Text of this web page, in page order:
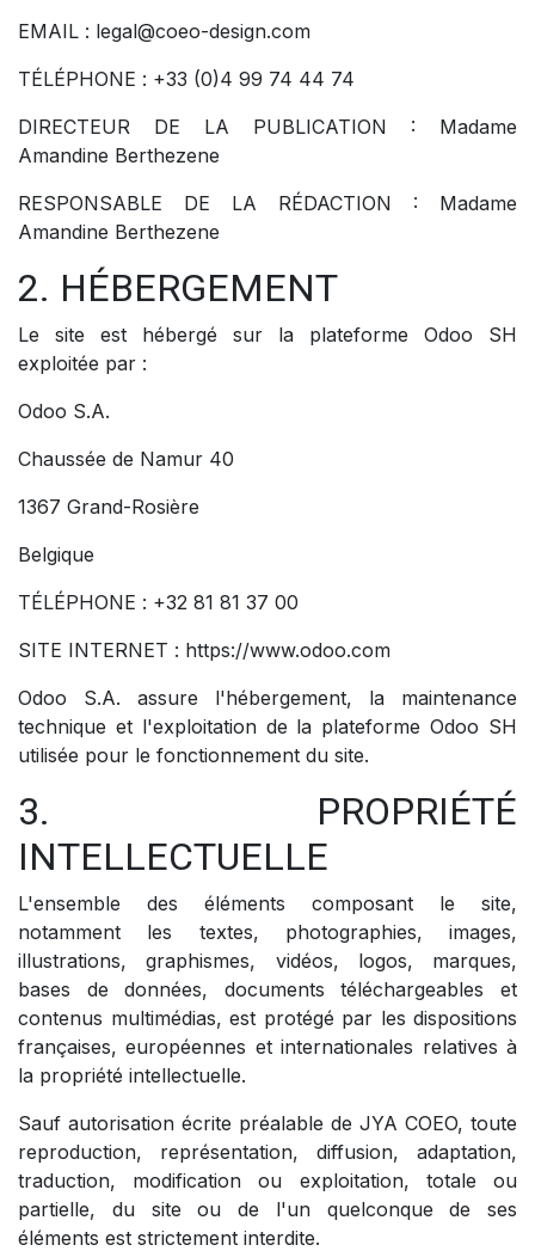
EMAIL : legal@coeo-design.com
TÉLÉPHONE : +33 (0)4 99 74 44 74
DIRECTEUR DE LA PUBLICATION : Madame
Amandine Berthezene
RESPONSABLE DE LA RÉDACTION : Madame
Amandine Berthezene
2. HÉBERGEMENT
Le site est hébergé sur la plateforme Odoo SH
exploitée par :
Odoo S.A.
Chaussée de Namur 40
1367 Grand-Rosière
Belgique
TÉLÉPHONE : +32 81 81 37 00
SITE INTERNET : https://www.odoo.com
Odoo S.A. assure l'hébergement, la maintenance
technique et l'exploitation de la plateforme Odoo SH
utilisée pour le fonctionnement du site.
3. PROPRIÉTÉ
INTELLECTUELLE
L'ensemble des éléments composant le site,
notamment les textes, photographies, images,
illustrations, graphismes, vidéos, logos, marques,
bases de données, documents téléchargeables et
contenus multimédias, est protégé par les dispositions
françaises, européennes et internationales relatives à
la propriété intellectuelle.
Sauf autorisation écrite préalable de JYA COEO, toute
reproduction, représentation, diffusion, adaptation,
traduction, modification ou exploitation, totale ou
partielle, du site ou de l'un quelconque de ses
éléments est strictement interdite.